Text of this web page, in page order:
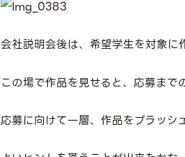
会社説明会後は、希望学生を対象に
この場で作品を見せると、応募まで
応募に向けて一層、作品をブラッシ